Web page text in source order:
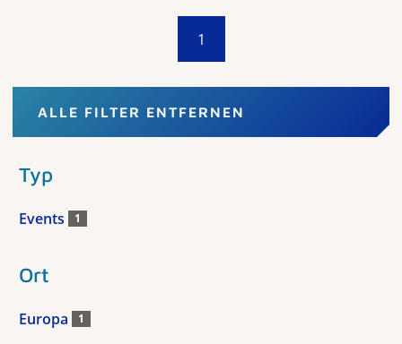
1
ALLE FILTER ENTFERNEN
Typ
Events 1
Ort
Europa 1